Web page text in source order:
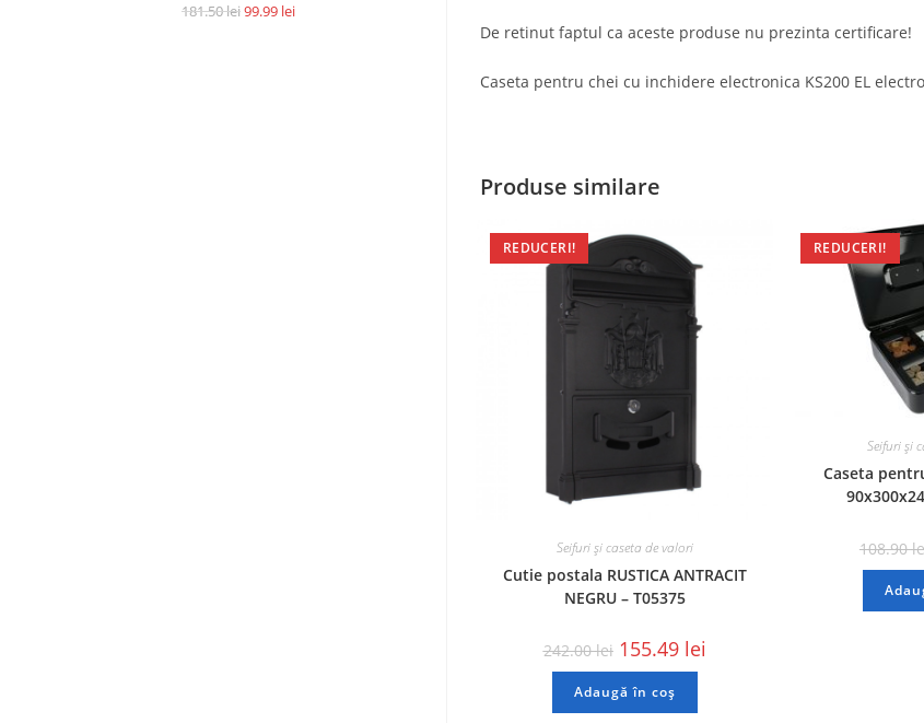
De retinut faptul ca aceste produse nu prezinta certificare!
Caseta pentru chei cu inchidere electronica KS200 EL
Produse similare
REDUCERI!
Seifuri și caseta de valori
Cutie postala RUSTICA ANTRACIT
NEGRU – T05375
242.00lei 155.49 lei
Adaugă în coș
REDUCERI!
Seifuri și
Caseta
108.90
181.50lei99.99 lei